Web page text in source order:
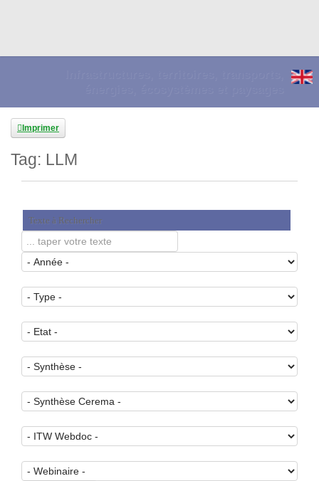
Imprimer
Tag: LLM
Texte à Rechercher